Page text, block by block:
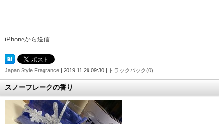
iPhoneから送信
Japan Style Fragrance | 2019.11.29 09:30 | トラックバック(0)
スノーフレークの香り